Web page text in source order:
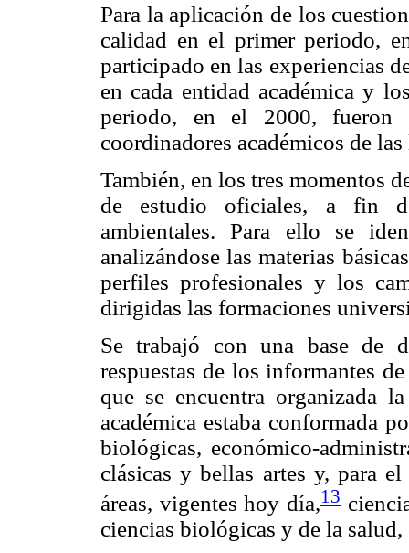
Para la aplicación de los
calidad en el primer periodo,
participado en las experiencias
en cada entidad académica y
periodo, en el 2000,
coordinadores académicos de
También, en los tres momentos
de estudio oficiales, a fin
ambientales. Para ello se
analizándose las materias
perfiles profesionales y los
dirigidas las formaciones
Se trabajó con una base de
respuestas de los informantes
que se encuentra organizada
académica estaba conformada
biológicas, económico-
clásicas y bellas artes y, para
áreas, vigentes hoy día,13
ciencias biológicas y de la